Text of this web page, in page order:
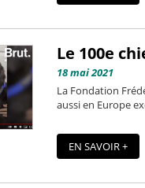
Le 100e
18 mai 2021
La Fondation
aussi en Europe
EN SAVOIR +